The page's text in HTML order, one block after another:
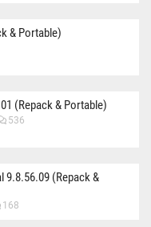
& Portable)
(Repack & Portable)
536
9.8.56.09 (Repack &
168